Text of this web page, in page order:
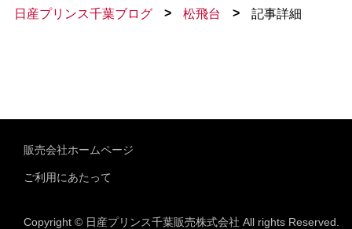
日産プリンス千葉ブログ > 松飛台 > 記事詳細
販売会社ホームページ
ご利用にあたって
Copyright © 日産プリンス千葉販売株式会社 All rights Reserved.